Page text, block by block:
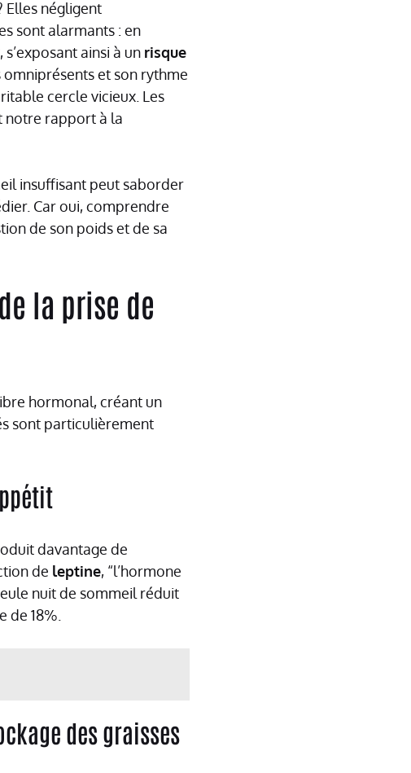
Elles négligent
sont alarmants : en
ainsi à un risque
omniprésents et son rythme
cercle vicieux. Les
notre rapport à la
insuffisant peut saborder
Car oui, comprendre
de son poids et de sa
la prise de
hormonal, créant un
sont particulièrement
davantage de
de leptine, “l’hormone
nuit de sommeil réduit
18%.
des graisses